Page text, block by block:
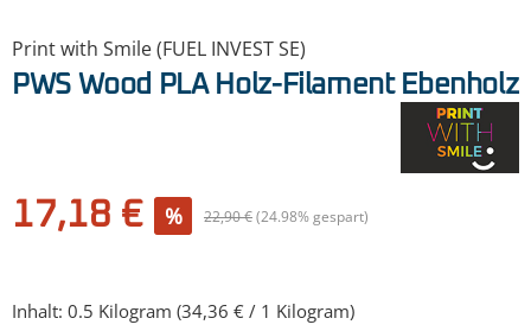
Print with Smile (FUEL INVEST SE)
PWS Wood PLA Holz-Filament Ebenholz
Verkaufspreis:
17,18 € % Regulärer Preis:
22,90 €(24.98% gespart)
Inhalt: 0.5 Kilogram (34,36 € / 1 Kilogram)